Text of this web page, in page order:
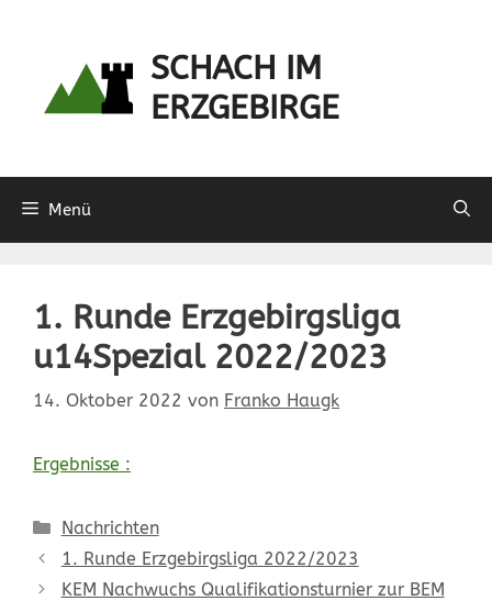
SCHACH IM
ERZGEBIRGE
Menü
1. Runde Erzgebirgsliga
u14Spezial 2022/2023
14. Oktober 2022 von Franko Haugk
Ergebnisse :
Kategorien
Nachrichten
1. Runde Erzgebirgsliga 2022/2023
KEM Nachwuchs Qualifikationsturnier zur BEM